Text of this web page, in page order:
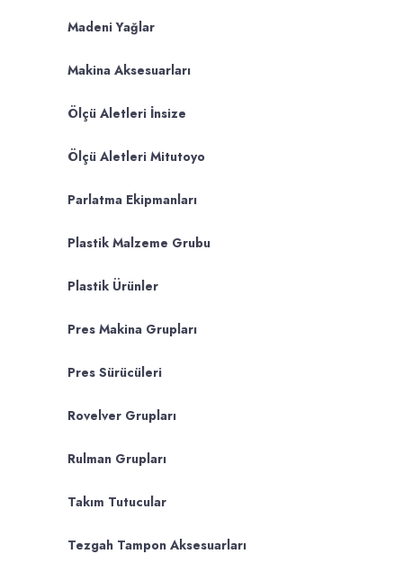
Madeni Yağlar
Makina Aksesuarları
Ölçü Aletleri İnsize
Ölçü Aletleri Mitutoyo
Parlatma Ekipmanları
Plastik Malzeme Grubu
Plastik Ürünler
Pres Makina Grupları
Pres Sürücüleri
Rovelver Grupları
Rulman Grupları
Takım Tutucular
Tezgah Tampon Aksesuarları